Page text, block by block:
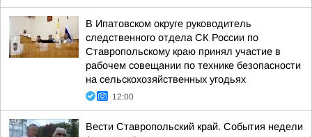
В Ипатовском округе руководитель
следственного отдела СК России по
Ставропольскому краю принял участие в
рабочем совещании по технике безопасности
на сельскохозяйственных угодьях
12:00
Вести Ставропольский край. События недели